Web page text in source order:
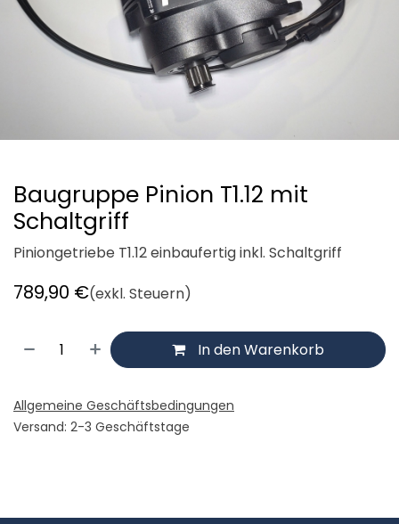
Baugruppe Pinion T1.12 mit
Schaltgriff
Piniongetriebe T1.12 einbaufertig inkl. Schaltgriff
789,90 €(exkl. Steuern)
In den Warenkorb
Allgemeine Geschäftsbedingungen
Versand: 2-3 Geschäftstage